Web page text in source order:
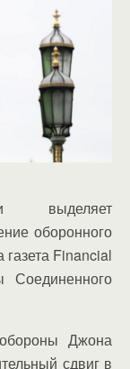
выделяет
оборонного
Financial
Джона
сдвиг в